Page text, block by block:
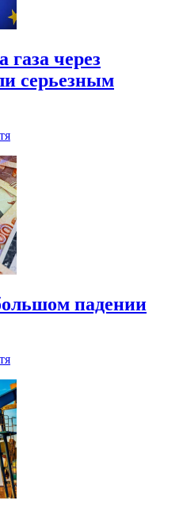
газа через
серьезным
падении